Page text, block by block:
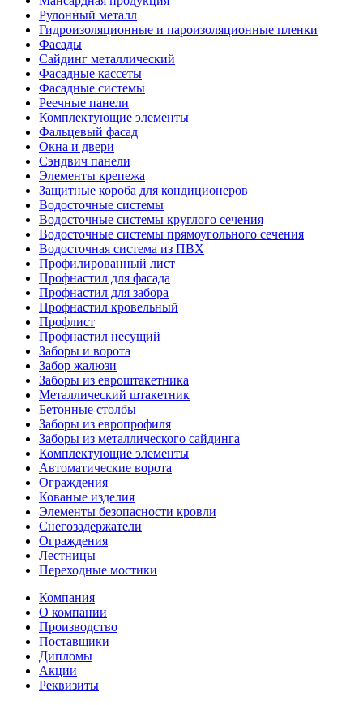
Рулонный металл
Гидроизоляционные и пароизоляционные пленки
Фасады
Сайдинг металлический
Фасадные кассеты
Фасадные системы
Реечные панели
Комплектующие элементы
Фальцевый фасад
Окна и двери
Сэндвич панели
Элементы крепежа
Защитные короба для кондиционеров
Водосточные системы
Водосточные системы круглого сечения
Водосточные системы прямоугольного сечения
Водосточная система из ПВХ
Профилированный лист
Профнастил для фасада
Профнастил для забора
Профнастил кровельный
Профлист
Профнастил несущий
Заборы и ворота
Забор жалюзи
Заборы из евроштакетника
Металлический штакетник
Бетонные столбы
Заборы из европрофиля
Заборы из металлического сайдинга
Комплектующие элементы
Автоматические ворота
Ограждения
Кованые изделия
Элементы безопасности кровли
Снегозадержатели
Ограждения
Лестницы
Переходные мостики
Компания
О компании
Производство
Поставщики
Дипломы
Акции
Реквизиты